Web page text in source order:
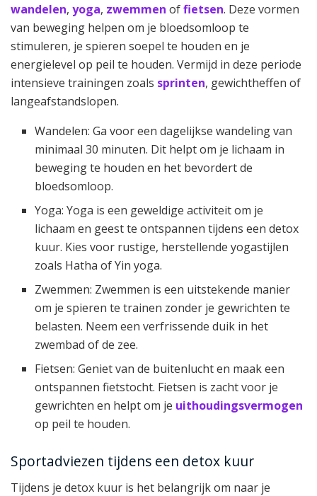
wandelen, yoga, zwemmen offietsen. Deze vormen
van beweging helpen om je bloedsomloop te
stimuleren, je spieren soepel te houden en je
energielevel op peil te houden. Vermijd in deze periode
intensieve trainingen zoals sprinten, gewichtheffen of
langeafstandslopen.
Wandelen: Ga voor een dagelijkse wandeling van
minimaal 30 minuten. Dit helpt om je lichaam in
beweging te houden en het bevordert de
bloedsomloop.
Yoga: Yoga is een geweldige activiteit om je
lichaam en geest te ontspannen tijdens een detox
kuur. Kies voor rustige, herstellende yogastijlen
zoals Hatha of Yin yoga.
Zwemmen: Zwemmen is een uitstekende manier
om je spieren te trainen zonder je gewrichten te
belasten. Neem een verfrissende duik in het
zwembad of de zee.
Fietsen: Geniet van de buitenlucht en maak een
ontspannen fietstocht. Fietsen is zacht voor je
gewrichten en helpt om je uithoudingsvermogen
op peil te houden.
Sportadviezen tijdens een detox kuur
Tijdens je detox kuur is het belangrijk om naar je